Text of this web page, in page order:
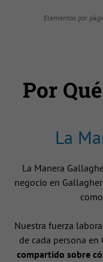
Elementos por
Por
La
La Manera
negocio en
Nuestra fuerza
de cada persona
compartido sobre